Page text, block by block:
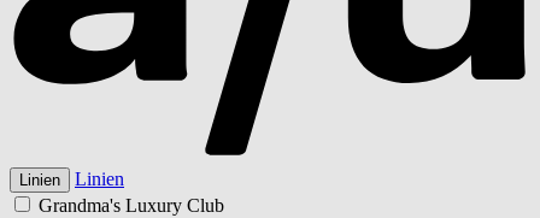
Linien
Linien
Grandma's Luxury Club